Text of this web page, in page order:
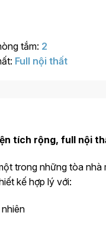
tắm: 2
Full nội thất
tích rộng, full nội
trong những tòa nhà
kế hợp lý với: